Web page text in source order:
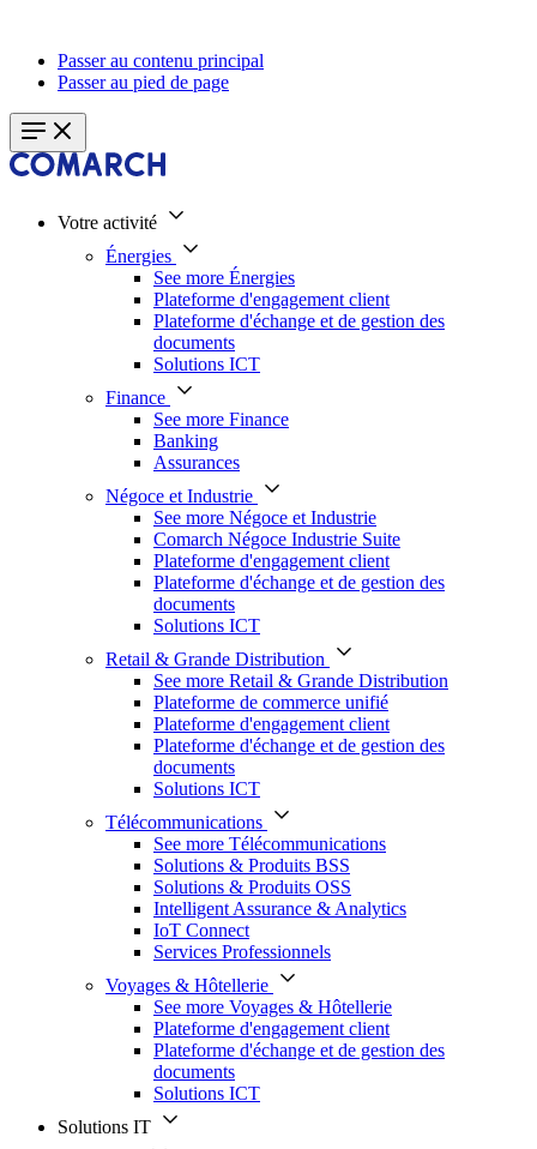
Passer au contenu principal
Passer au pied de page
Votre activité
Énergies
See more Énergies
Plateforme d'engagement client
Plateforme d'échange et de gestion des
documents
Solutions ICT
Finance
See more Finance
Banking
Assurances
Négoce et Industrie
See more Négoce et Industrie
Comarch Négoce Industrie Suite
Plateforme d'engagement client
Plateforme d'échange et de gestion des
documents
Solutions ICT
Retail & Grande Distribution
See more Retail & Grande Distribution
Plateforme de commerce unifié
Plateforme d'engagement client
Plateforme d'échange et de gestion des
documents
Solutions ICT
Télécommunications
See more Télécommunications
Solutions & Produits BSS
Solutions & Produits OSS
Intelligent Assurance & Analytics
IoT Connect
Services Professionnels
Voyages & Hôtellerie
See more Voyages & Hôtellerie
Plateforme d'engagement client
Plateforme d'échange et de gestion des
documents
Solutions ICT
Solutions IT